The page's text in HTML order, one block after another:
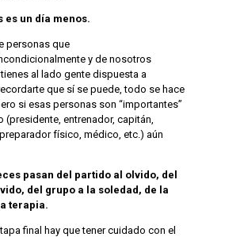
es un día menos.
personas que
y de nosotros
al lado gente dispuesta a
que sí se puede, todo se hace
si esas personas son “importantes”
(presidente, entrenador, capitán,
físico, médico, etc.) aún
pasan del partido al olvido, del
del grupo a la soledad, de la
terapia.
final hay que tener cuidado con el